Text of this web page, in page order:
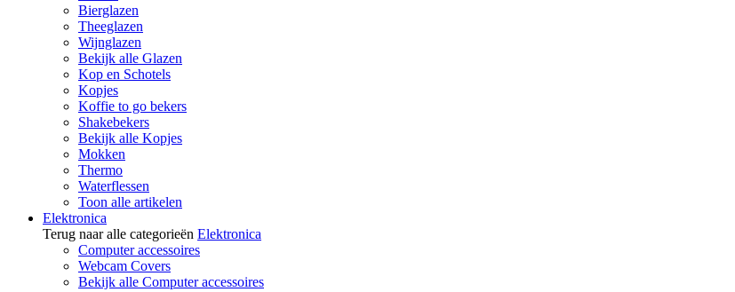
Bierglazen
Theeglazen
Wijnglazen
Bekijk alle Glazen
Kop en Schotels
Kopjes
Koffie to go bekers
Shakebekers
Bekijk alle Kopjes
Mokken
Thermo
Waterflessen
Toon alle artikelen
Elektronica
Terug naar alle categorieën Elektronica
Computer accessoires
Webcam Covers
Bekijk alle Computer accessoires